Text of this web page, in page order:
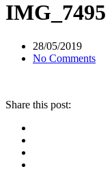
IMG_7495
28/05/2019
No Comments
Share this post: